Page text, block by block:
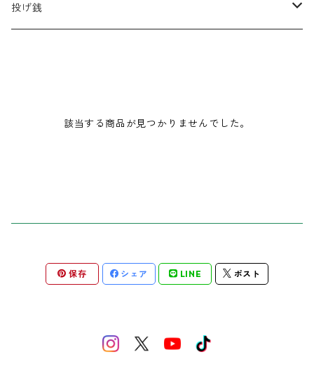
コラボCD
キーホルダー
帽子
データ
投げ銭
該当する商品が見つかりませんでした。
保存 シェア LINE ポスト